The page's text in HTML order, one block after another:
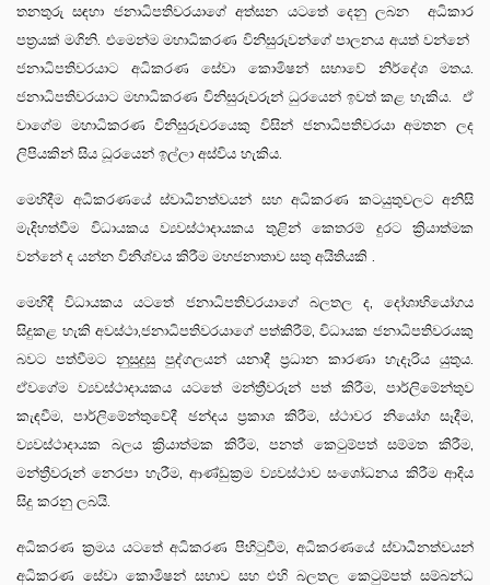
තනතුරු සඳහා ජනාධිපතිවරයාගේ අත්සන යටතේ දෙනු ලබන අධිකාර
පත්‍රයක් මගිනි. එමෙන්ම මහාධිකරණ විනිසුරුවන්ගේ පාලනය අයත් වන්නේ
ජනාධිපතිවරයාට අධිකරණ සේවා කොමිෂන් සභාවේ නිර්දේශ මතය.
ජනාධිපතිවරයාට මහාධිකරණ විනිසුරුවරුන් ධුරයෙන් ඉවත් කළ හැකිය. ඒ
වාගේම මහාධිකරණ විනිසුරුවරයෙකු විසින් ජනාධිපතිවරයා අමතන ලද
ලිපියකින් සිය ධූරයෙන් ඉල්ලා අස්විය හැකිය.
මෙහිදීම අධිකරණයේ ස්වාධීනත්වයන් සහ අධිකරණ කටයුතුවලට අනිසි
මැදිහත්වීම විධායකය ව්‍යවස්ථාදායකය තුළින් කෙතරම් දුරට ක්‍රියාත්මක
වන්නේ ද යන්න විනිශ්චය කිරීම මහජනාතාව සතු අයිතියකි .
මෙහිදී විධායකය යටතේ ජනාධිපතිවරයාගේ බලතල ද, දෝශාභියෝගය
සිදුකළ හැකි අවස්ථා,ජනාධිපතිවරයාගේ පත්කිරීම්, විධායක ජනාධිපතිවරයකු
බවට පත්වීමට නුසුදුසු පුද්ගලයන් යනාදී ප්‍රධාන කාරණා හැදෑරිය යුතුය.
ඒවගේම ව්‍යවස්ථාදායකය යටතේ මන්ත්‍රීවරුන් පත් කිරීම, පාර්ලිමේන්තුව
කැඳවීම, පාර්ලිමේන්තුවේදී ඡන්දය ප්‍රකාශ කිරීම, ස්ථාවර නියෝග සෑදීම,
‍ව්‍යවස්ථාදායක බලය ක්‍රියාත්මක කිරීම, පනත් කෙටුම්පත් සම්මත කිරීම,
මන්ත්‍රීවරුන් නෙරපා හැරීම, ආණ්ඩුක්‍රම ව්‍යවස්ථාව සංශෝධනය කිරීම ආදිය
සිදු කරනු ලබයි.
අධිකරණ ක්‍රමය යටතේ අධිකරණ පිහිටුවීම, අධිකරණයේ ස්වාධීනත්වයන්
අධිකරණ සේවා කොමිෂන් සභාව සහ එහි බලතල කෙටුම්පත් සම්බන්ධ